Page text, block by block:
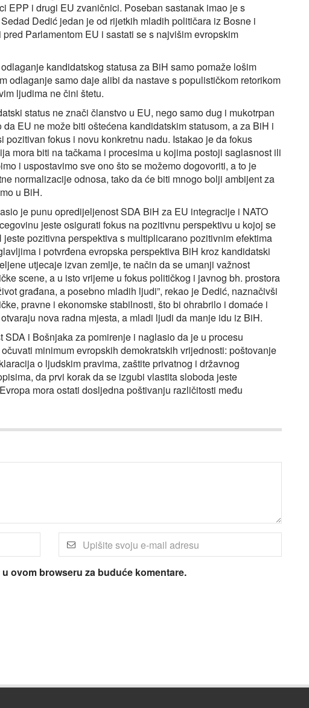
EPP i drugi EU zvaničnici. Poseban sastanak imao je s
Dedić jedan je od rijetkih mladih političara iz Bosne i
Parlamentom EU i sastati se s najvišim evropskim
kandidatskog statusa za BiH samo pomaže lošim
odlaganje samo daje alibi da nastave s populističkom retorikom
ljudima ne čini štetu.
status ne znači članstvo u EU, nego samo dug i mukotrpan
EU ne može biti oštećena kandidatskim statusom, a za BiH i
fokus i novu konkretnu nadu. Istakao je da fokus
mora biti na tačkama i procesima u kojima postoji saglasnost ili
i uspostavimo sve ono što se možemo dogovoriti, a to je
normalizacije odnosa, tako da će biti mnogo bolji ambijent za
u BiH.
je punu opredijeljenost SDA BiH za EU integracije i NATO
jeste osigurati fokus na pozitivnu perspektivu u kojoj se
pozitivna perspektiva s multiplicarano pozitivnim efektima
i potvrđena evropska perspektiva BiH kroz kandidatski
utjecaje izvan zemlje, te način da se umanji važnost
scene, a u isto vrijeme u fokus političkog i javnog bh. prostora
građana, a posebno mladih ljudi”, rekao je Dedić, naznačivši
pravne i ekonomske stabilnosti, što bi ohrabrilo i domaće i
nova radna mjesta, a mladi ljudi da manje idu iz BiH.
i Bošnjaka za pomirenje i naglasio da je u procesu
minimum evropskih demokratskih vrijednosti: poštovanje
o ljudskim pravima, zaštite privatnog i državnog
da prvi korak da se izgubi vlastita sloboda jeste
mora ostati dosljedna poštivanju različitosti među
ovom browseru za buduće komentare.